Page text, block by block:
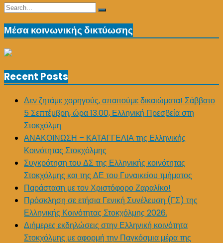
Search
Search
Μέσα κοινωνικής δικτύωσης
Recent Posts
Δεν ζητάμε χορηγούς, απαιτούμε δικαιώματα! Σάββατο
5 Σεπτέμβρη, ώρα 13.00, Ελληνική Πρεσβεία στη
Στοκχόλμη
ΑΝΑΚΟΙΝΩΣΗ – ΚΑΤΑΓΓΕΛΙΑ της Ελληνικής
Κοινότητας Στοκχόλμης
Συγκρότηση του ΔΣ της Ελληνικής κοινότητας
Στοκχόλμης και της ΔΕ του Γυναικείου τμήματος
Παράσταση με τον Χριστόφορο Ζαραλίκο!
Πρόσκληση σε ετήσια Γενική Συνέλευση (ΓΣ) της
Ελληνικής Κοινότητας Στοκχόλμης 2026.
Διήμερες εκδηλώσεις στην Ελληνική κοινότητα
Στοκχόλμης με αφορμή την Παγκόσμια μέρα της